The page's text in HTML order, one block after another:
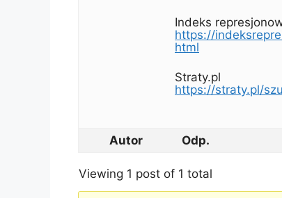
Indeks
https://
html
Straty.pl
https://straty.pl/
Autor Odp.
Viewing 1 post of 1 total